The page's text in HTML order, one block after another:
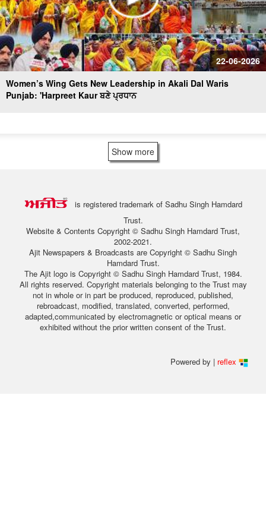
22-06-2026
Women’s Wing Gets New Leadership in Akali Dal Waris
Punjab: 'Harpreet Kaur ਬਣੇ ਪ੍ਰਧਾਨ
Show more
is registered trademark of Sadhu Singh Hamdard
Trust.
Website & Contents Copyright © Sadhu Singh Hamdard Trust,
2002-2021.
Ajit Newspapers & Broadcasts are Copyright © Sadhu Singh
Hamdard Trust.
The Ajit logo is Copyright © Sadhu Singh Hamdard Trust, 1984.
All rights reserved. Copyright materials belonging to the Trust may
not in whole or in part be produced, reproduced, published,
rebroadcast, modified, translated, converted, performed,
adapted,communicated by electromagnetic or optical means or
exhibited without the prior written consent of the Trust.
Powered by | reflex